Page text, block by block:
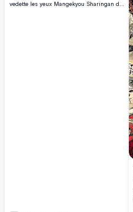
vedette les yeux Mangekyou Sharingan de